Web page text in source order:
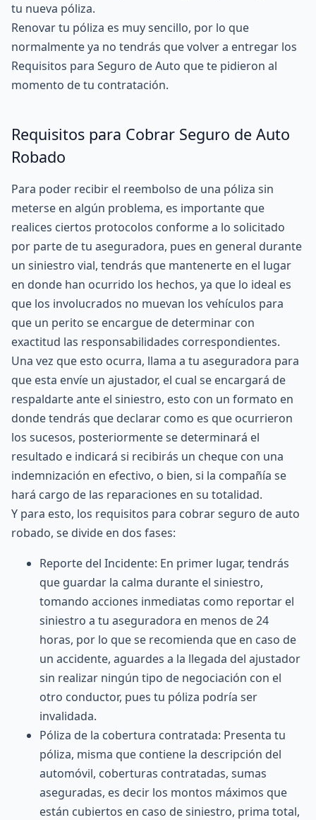
tu nueva póliza.
Renovar tu póliza es muy sencillo, por lo que
normalmente ya no tendrás que volver a entregar los
Requisitos para Seguro de Auto que te pidieron al
momento de tu contratación.
Requisitos para Cobrar Seguro de Auto
Robado
Para poder recibir el reembolso de una póliza sin
meterse en algún problema, es importante que
realices ciertos protocolos conforme a lo solicitado
por parte de tu aseguradora, pues en general durante
un siniestro vial, tendrás que mantenerte en el lugar
en donde han ocurrido los hechos, ya que lo ideal es
que los involucrados no muevan los vehículos para
que un perito se encargue de determinar con
exactitud las responsabilidades correspondientes.
Una vez que esto ocurra, llama a tu aseguradora para
que esta envíe un ajustador, el cual se encargará de
respaldarte ante el siniestro, esto con un formato en
donde tendrás que declarar como es que ocurrieron
los sucesos, posteriormente se determinará el
resultado e indicará si recibirás un cheque con una
indemnización en efectivo, o bien, si la compañía se
hará cargo de las reparaciones en su totalidad.
Y para esto, los requisitos para cobrarseguro de auto
robado, se divide en dos fases:
Reporte del Incidente: En primer lugar, tendrás
que guardar la calma durante el siniestro,
tomando acciones inmediatas como reportar el
siniestro a tu aseguradora en menos de 24
horas, por lo que se recomienda que en caso de
un accidente, aguardes a la llegada del ajustador
sin realizar ningún tipo de negociación con el
otro conductor, pues tu póliza podría ser
invalidada.
Póliza de la cobertura contratada: Presenta tu
póliza, misma que contiene la descripción del
automóvil, coberturas contratadas, sumas
aseguradas, es decir los montos máximos que
están cubiertos en caso de siniestro, prima total,